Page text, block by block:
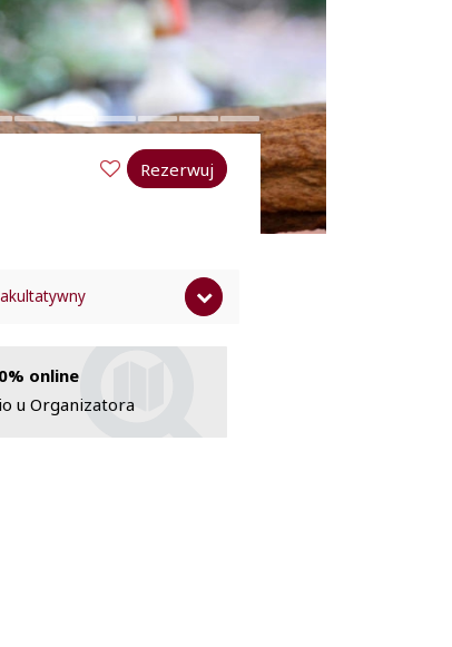
Rezerwuj
online
u Organizatora